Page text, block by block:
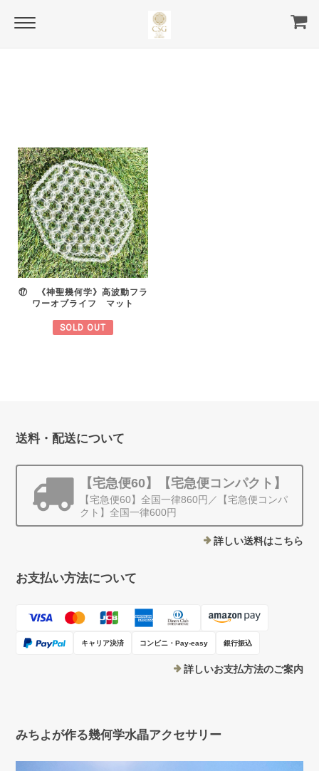
⑰ 《神聖幾何学》高波動フラ
ワーオブライフ マット
SOLD OUT
送料・配送について
【宅急便60】【宅急便コンパクト】
【宅急便60】全国一律860円／【宅急便コンパ
クト】全国一律600円
詳しい送料はこちら
お支払い方法について
キャリア決済 コンビニ・Pay-easy 銀行振込
詳しいお支払方法のご案内
みちよが作る幾何学水晶アクセサリー